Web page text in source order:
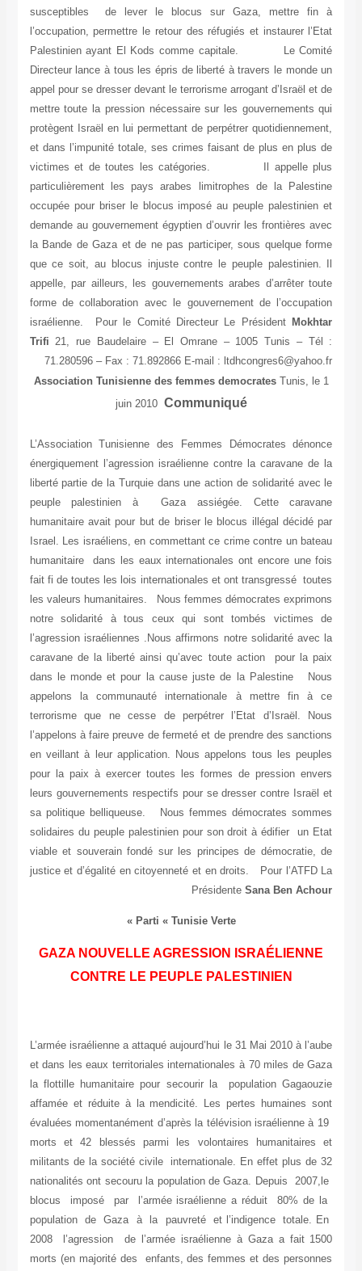
susceptibles de lever le blocus sur Gaza, mettre fin à
l’occupation, permettre le retour des réfugiés et instaurer l’Etat
Palestinien ayant El Kods comme capitale. Le Comité
Directeur lance à tous les épris de liberté à travers le monde un
appel pour se dresser devant le terrorisme arrogant d’Israël et de
mettre toute la pression nécessaire sur les gouvernements qui
protègent Israël en lui permettant de perpétrer quotidiennement,
et dans l’impunité totale, ses crimes faisant de plus en plus de
victimes et de toutes les catégories. Il appelle plus
particulièrement les pays arabes limitrophes de la Palestine
occupée pour briser le blocus imposé au peuple palestinien et
demande au gouvernement égyptien d’ouvrir les frontières avec
la Bande de Gaza et de ne pas participer, sous quelque forme
que ce soit, au blocus injuste contre le peuple palestinien. Il
appelle, par ailleurs, les gouvernements arabes d’arrêter toute
forme de collaboration avec le gouvernement de l’occupation
israélienne. Pour le Comité Directeur Le Président Mokhtar
Trifi 21, rue Baudelaire – El Omrane – 1005 Tunis – Tél :
71.280596 – Fax : 71.892866 E-mail : ltdhcongres6@yahoo.fr
Association Tunisienne des femmes democratesTunis, le 1
juin 2010 Communiqué
L’Association Tunisienne des Femmes Démocrates dénonce
énergiquement l’agression israélienne contre la caravane de la
liberté partie de la Turquie dans une action de solidarité avec le
peuple palestinien à Gaza assiégée. Cette caravane
humanitaire avait pour but de briser le blocus illégal décidé par
Israel. Les israéliens, en commettant ce crime contre un bateau
humanitaire dans les eaux internationales ont encore une fois
fait fi de toutes les lois internationales et ont transgressé toutes
les valeurs humanitaires. Nous femmes démocrates exprimons
notre solidarité à tous ceux qui sont tombés victimes de
l’agression israéliennes .Nous affirmons notre solidarité avec la
caravane de la liberté ainsi qu’avec toute action pour la paix
dans le monde et pour la cause juste de la Palestine Nous
appelons la communauté internationale à mettre fin à ce
terrorisme que ne cesse de perpétrer l’Etat d’Israël. Nous
l’appelons à faire preuve de fermeté et de prendre des sanctions
en veillant à leur application. Nous appelons tous les peuples
pour la paix à exercer toutes les formes de pression envers
leurs gouvernements respectifs pour se dresser contre Israël et
sa politique belliqueuse. Nous femmes démocrates sommes
solidaires du peuple palestinien pour son droit à édifier un Etat
viable et souverain fondé sur les principes de démocratie, de
justice et d’égalité en citoyenneté et en droits. Pour l’ATFD La
PrésidenteSana Ben Achour
Parti « Tunisie Verte »
GAZA NOUVELLE AGRESSION ISRAÉLIENNE
CONTRE LE PEUPLE PALESTINIEN
L’armée israélienne a attaqué aujourd’hui le 31 Mai 2010 à l’aube
et dans les eaux territoriales internationales à 70 miles de Gaza
la flottille humanitaire pour secourir la population Gagaouzie
affamée et réduite à la mendicité. Les pertes humaines sont
évaluées momentanément d’après la télévision israélienne à 19
morts et 42 blessés parmi les volontaires humanitaires et
militants de la société civile internationale. En effet plus de 32
nationalités ont secouru la population de Gaza. Depuis 2007,le
blocus imposé par l’armée israélienne a réduit 80% de la
population de Gaza à la pauvreté et l’indigence totale. En
2008 l’agression de l’armée israélienne à Gaza a fait 1500
morts (en majorité des enfants, des femmes et des personnes